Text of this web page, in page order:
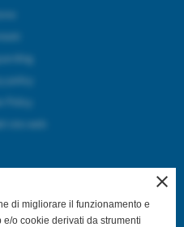
sito web
SOCIAL close
di migliorare il funzionamento e
o cookie derivati da strumenti